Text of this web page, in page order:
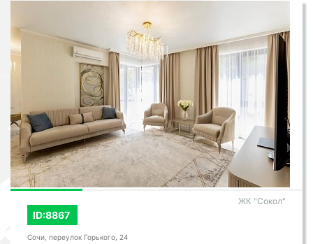
ID:8867
ЖК "Сокол"
Сочи, переулок Горького, 24